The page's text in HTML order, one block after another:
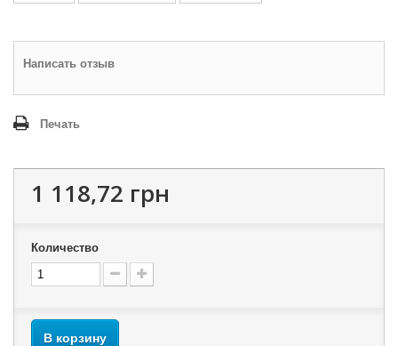
Написать отзыв
Печать
1 118,72 грн
Количество
В корзину